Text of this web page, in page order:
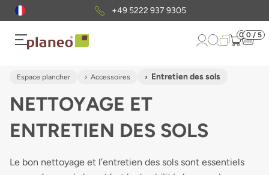
Envoi gratuit d'échantillons
0 0 / 5
Espace plancher Accessoires Entretien des sols
NETTOYAGE ET
ENTRETIEN DES SOLS
Le bon nettoyage et l’entretien des sols sont essentiels